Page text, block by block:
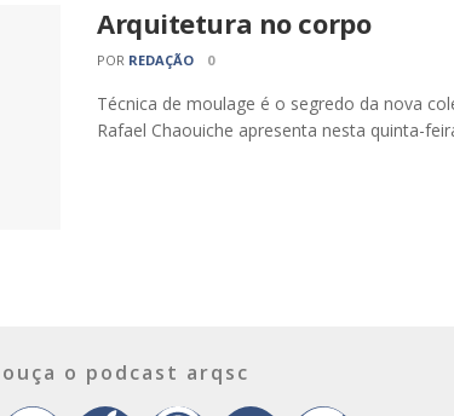
Arquitetura no corpo
POR REDAÇÃO 0
Técnica de moulage é o segredo da nova
Rafael Chaouiche apresenta nesta quinta-
ouça o podcast arqsc